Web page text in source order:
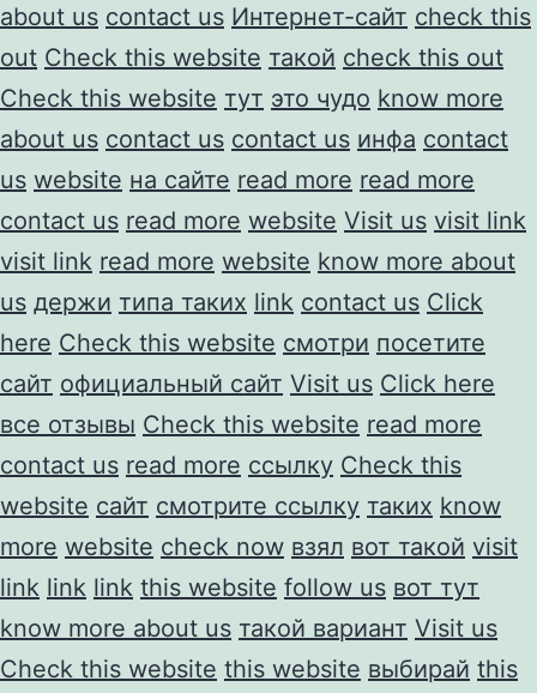
about us contact us Интернет-сайт check this
out Check this website такой check this out
Check this website тут это чудо know more
about us contact us contact us инфа contact
us website на сайте read more read more
contact us read more website Visit us visit link
visit link read more website know more about
us держи типа таких link contact us Click
here Check this website смотри посетите
сайт официальный сайт Visit us Click here
все отзывы Check this website read more
contact us read more ссылку Check this
website сайт смотрите ссылку таких know
more website check now взял вот такой visit
link link link this website follow us вот тут
know more about us такой вариант Visit us
Check this website this website выбирай this